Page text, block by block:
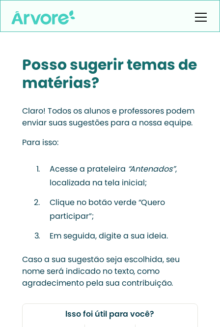
Posso sugerir temas de
matérias?
Claro! Todos os alunos e professores podem
enviar suas sugestões para a nossa equipe.
Para isso:
Acesse a prateleira “Antenados”,
localizada na tela inicial;
Clique no botão verde “Quero
participar”;
Em seguida, digite a sua ideia.
Caso a sua sugestão seja escolhida, seu
nome será indicado no texto, como
agradecimento pela sua contribuição.
Isso foi útil para você?